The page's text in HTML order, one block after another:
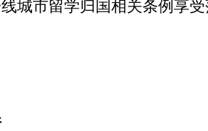
城市留学归国相关条例享